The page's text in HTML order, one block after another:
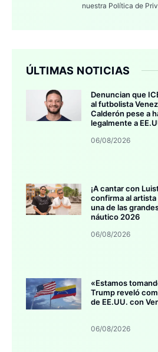
nuestra Política de
ÚLTIMAS NOTICIAS
Denuncian que
al futbolista
Calderón pese a
legalmente a
06/08/2026
¡A cantar con
confirma al
una de las
náutico 2026
06/08/2026
«Estamos
Trump reveló
de EE.UU. con
06/08/2026